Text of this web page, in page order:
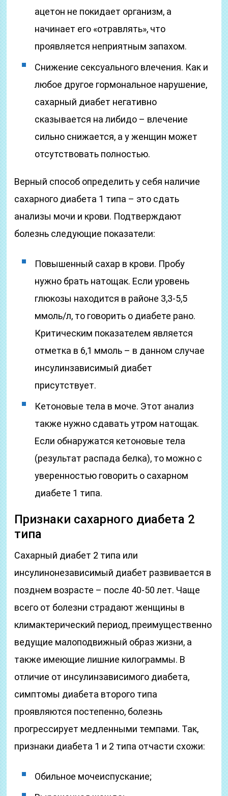
ацетон не покидает организм, а
начинает его «отравлять», что
проявляется неприятным запахом.
Снижение сексуального влечения. Как и
любое другое гормональное нарушение,
сахарный диабет негативно
сказывается на либидо – влечение
сильно снижается, а у женщин может
отсутствовать полностью.
Верный способ определить у себя наличие
сахарного диабета 1 типа – это сдать
анализы мочи и крови. Подтверждают
болезнь следующие показатели:
Повышенный сахар в крови. Пробу
нужно брать натощак. Если уровень
глюкозы находится в районе 3,3-5,5
ммоль/л, то говорить о диабете рано.
Критическим показателем является
отметка в 6,1 ммоль – в данном случае
инсулинзависимый диабет
присутствует.
Кетоновые тела в моче. Этот анализ
также нужно сдавать утром натощак.
Если обнаружатся кетоновые тела
(результат распада белка), то можно с
уверенностью говорить о сахарном
диабете 1 типа.
Признаки сахарного диабета 2
типа
Сахарный диабет 2 типа или
инсулинонезависимый диабет развивается в
позднем возрасте – после 40-50 лет. Чаще
всего от болезни страдают женщины в
климактерический период, преимущественно
ведущие малоподвижный образ жизни, а
также имеющие лишние килограммы. В
отличие от инсулинзависимого диабета,
симптомы диабета второго типа
проявляются постепенно, болезнь
прогрессирует медленными темпами. Так,
признаки диабета 1 и 2 типа отчасти схожи:
Обильное мочеиспускание;